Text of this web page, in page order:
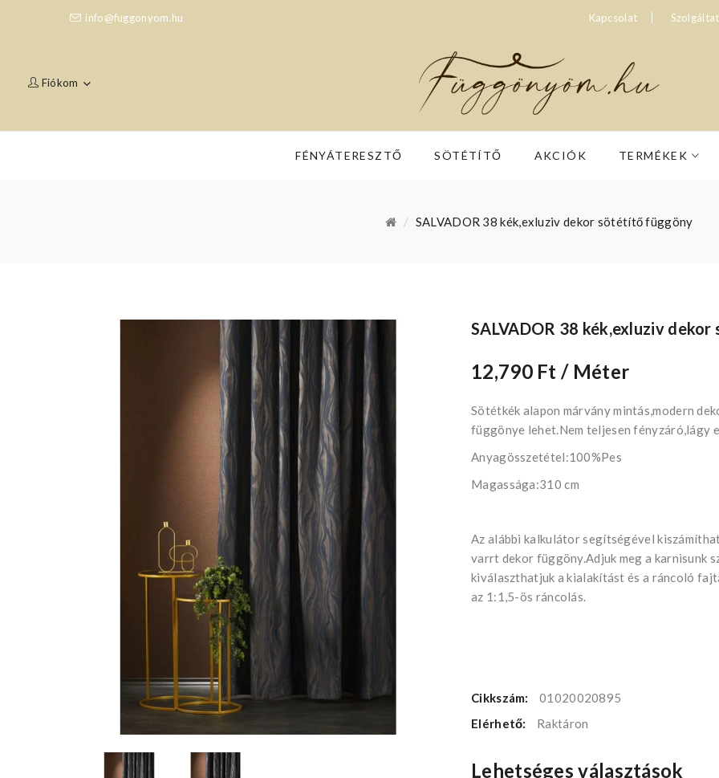
info@fuggonyom.hu Kapcsolat
Fiókom
FÉNYÁTERESZTŐ SÖTÉTÍTŐ AKCIÓK TERMÉKEK
SALVADOR 38 kék,exluziv dekor sötétítő függöny
SALVADOR 38 kék,exluziv
12,790 Ft / Méter
Sötétkék alapon márvány mintás,modern
függönye lehet.Nem teljesen
Anyagösszetétel:100%Pes
Magassága:310 cm
Az alábbi kalkulátor segítségével
varrt dekor függöny.Adjuk meg a karnisunk
kiválaszthatjuk a kialakítást és a ráncoló
az 1:1,5-ös ráncolás.
Cikkszám:
01020020895
Elérhető:
Raktáron
Lehetséges választások